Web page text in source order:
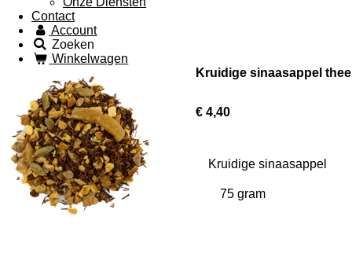
Contact
Account
Zoeken
Winkelwagen
Kruidige sinaasappel thee
€ 4,40
Kruidige sinaasappel